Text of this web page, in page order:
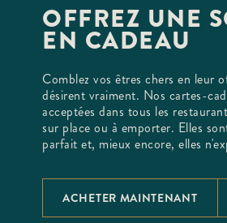
OFFREZ UNE
EN CADEAU
Comblez vos êtres chers en leur
désirent vraiment. Nos cartes-
acceptées dans tous les
sur place ou à emporter. Elles
parfait et, mieux encore, elles
ACHETER MAINTENANT